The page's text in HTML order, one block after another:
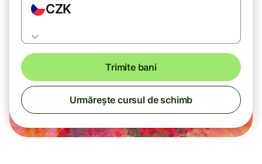
CZK
Trimite bani
Urmărește cursul de schimb